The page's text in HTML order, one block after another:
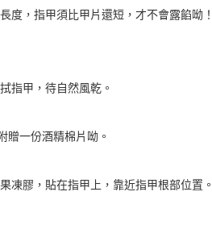
度，指甲須比甲片還短，才不會露餡呦！
指甲，待自然風乾。
贈一份酒精棉片呦。
凍膠，貼在指甲上，靠近指甲根部位置。